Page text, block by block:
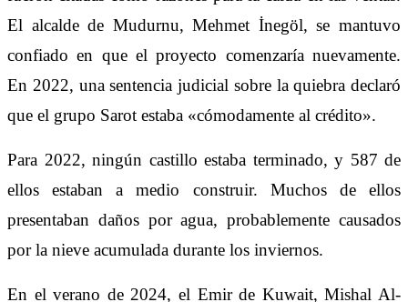
El alcalde de Mudurnu, Mehmet İnegöl, se mantuvo
confiado en que el proyecto comenzaría nuevamente.
En 2022, una sentencia judicial sobre la quiebra declaró
que el grupo Sarot estaba «cómodamente al crédito».
Para 2022, ningún castillo estaba terminado, y 587 de
ellos estaban a medio construir. Muchos de ellos
presentaban daños por agua, probablemente causados
por la nieve acumulada durante los inviernos.
En el verano de 2024, el Emir de Kuwait, Mishal Al-